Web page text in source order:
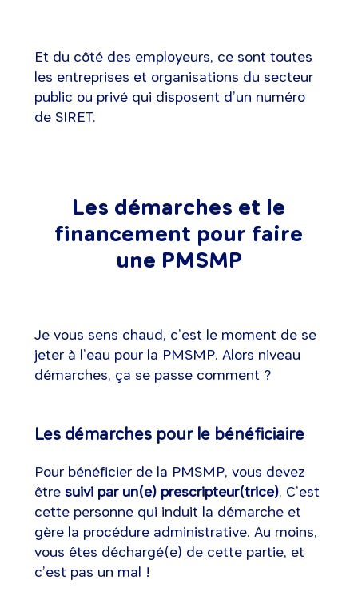
Et du côté des employeurs, ce sont toutes
les entreprises et organisations du secteur
public ou privé qui disposent d’un numéro
de SIRET.
Les démarches et le
financement pour faire
une PMSMP
Je vous sens chaud, c’est le moment de se
jeter à l’eau pour la PMSMP. Alors niveau
démarches, ça se passe comment ?
Les démarches pour le bénéficiaire
Pour bénéficier de la PMSMP, vous devez
être suivi par un(e) prescripteur(trice). C’est
cette personne qui induit la démarche et
gère la procédure administrative. Au moins,
vous êtes déchargé(e) de cette partie, et
c’est pas un mal !